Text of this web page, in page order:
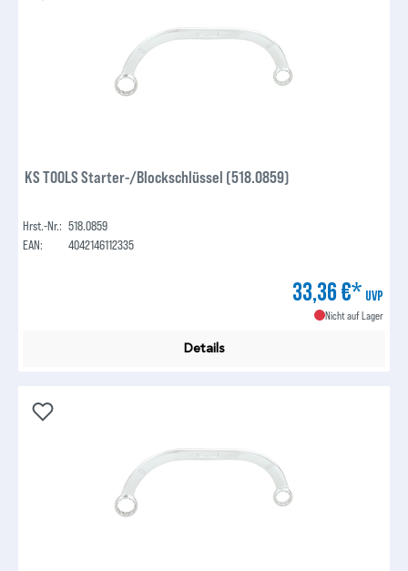
KS TOOLS Starter-/Blockschlüssel (518.0859)
Hrst.-Nr.: 518.0859
EAN:
4042146112335
33,36 €* UVP
Nicht auf Lager
Details